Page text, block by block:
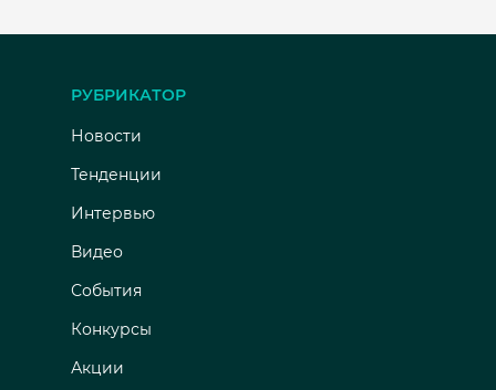
РУБРИКАТОР
Новости
Тенденции
Интервью
Видео
События
Конкурсы
Акции